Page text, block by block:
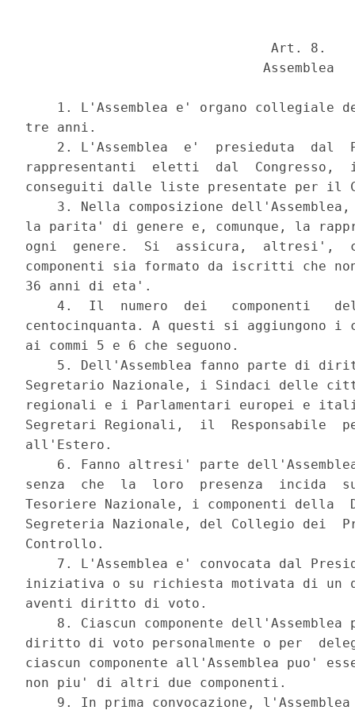
                               Art. 8.
                              Assemblea
1. L'Assemblea e' organo collegiale
tre anni.
2. L'Assemblea  e'  presieduta  dal
rappresentanti  eletti  dal
conseguiti dalle liste presentate per il
3. Nella composizione
la parita' di genere e, comunque, la
ogni  genere.  Si  assicura,  altresi',
componenti sia formato da iscritti che
36 anni di eta'.
4.  Il  numero  dei   componenti
centocinquanta. A questi si aggiungono
ai commi 5 e 6 che seguono.
5. Dell'Assemblea fanno parte di
Segretario Nazionale, i Sindaci delle
regionali e i Parlamentari europei e
Segretari Regionali,  il
all'Estero.
6. Fanno altresi' parte
senza  che  la  loro  presenza  incida
Tesoriere Nazionale, i componenti della
Segreteria Nazionale, del Collegio dei
Controllo.
7. L'Assemblea e' convocata dal
iniziativa o su richiesta motivata di un
aventi diritto di voto.
8. Ciascun componente dell'Assemblea
diritto di voto personalmente o per
ciascun componente all'Assemblea puo'
non piu' di altri due componenti.
9. In prima convocazione,